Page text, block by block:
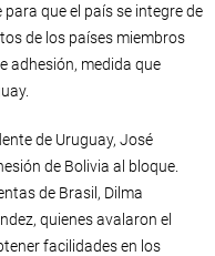
que el país se integre de
de los países miembros
adhesión, medida que
de Uruguay, José
de Bolivia al bloque.
de Brasil, Dilma
quienes avalaron el
facilidades en los